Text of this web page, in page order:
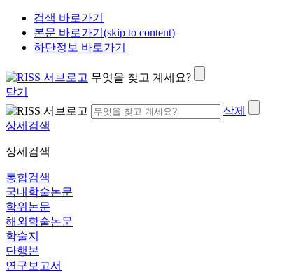
검색 바로가기
본문 바로가기(skip to content)
하단정보 바로가기
무엇을 찾고 계세요?
닫기
삭제
상세검색
상세검색
통합검색
국내학술논문
학위논문
해외학술논문
학술지
단행본
연구보고서